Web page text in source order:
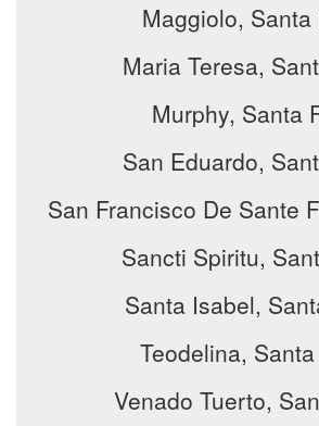
Maggiolo, Santa
Maria Teresa,
Murphy, Santa
San Eduardo,
San Francisco De Sante
Sancti Spiritu,
Santa Isabel,
Teodelina,
Venado Tuerto,